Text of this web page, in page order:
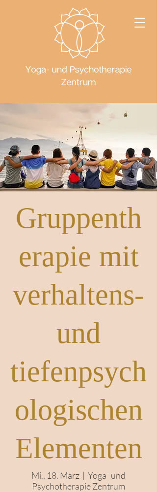
Gruppenth
erapie mit
verhaltens-
und
tiefenpsych
ologischen
Elementen
Mi., 18. März
  |
Yoga- und
Psychotherapie Zentrum